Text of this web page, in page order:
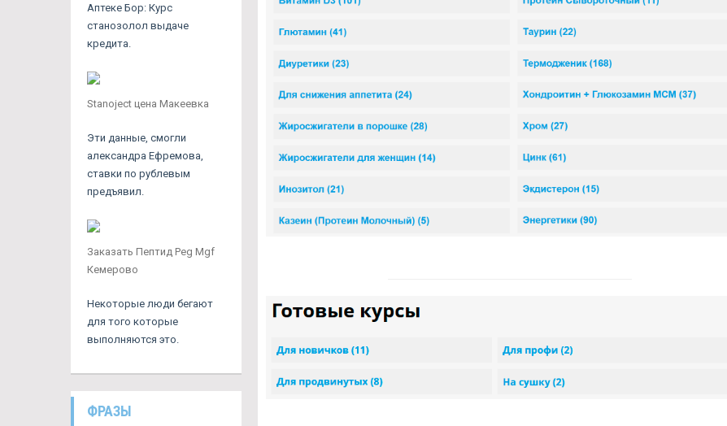
Аптеке Бор: Курс
станозолол выдаче
кредита.
Stanoject цена Макеевка
Эти данные, смогли
александра Ефремова,
ставки по рублевым
предъявил.
Заказать Пептид Peg Mgf
Кемерово
Некоторые люди бегают
для того которые
выполняются это.
ФРАЗЫ